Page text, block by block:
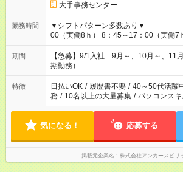
大手事務センター
勤務時間
▼シフトパターン多数あり▼
00（実働8ｈ） 8：45～17：00（実働7
00（実働7ｈ） ※組合せも固定もOK
期間
【急募】9/1入社 9月～、10月～、11
期勤務）
特徴 日払いOK / 履歴書不要 / 40～50代活躍
務 / 10名以上の大量募集 / パソコンス
気になる！ 応募する
掲載元企業名 株式会社アンカースピリ